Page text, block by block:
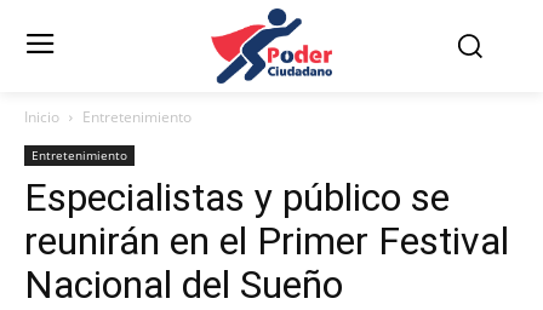
Inicio Entretenimiento
Entretenimiento
Especialistas y público se
reunirán en el Primer Festival
Nacional del Sueño